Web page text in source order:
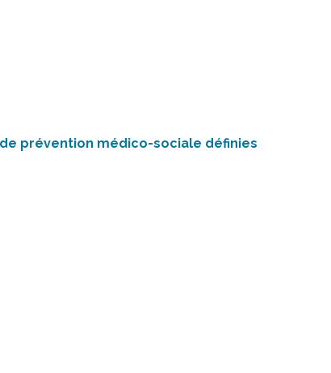
prévention médico-sociale définies